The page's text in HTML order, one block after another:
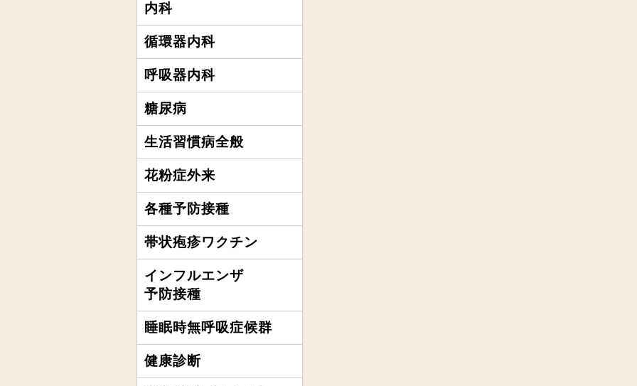
内科
循環器内科
呼吸器内科
糖尿病
生活習慣病全般
花粉症外来
各種予防接種
帯状疱疹ワクチン
インフルエンザ
予防接種
睡眠時無呼吸症候群
健康診断